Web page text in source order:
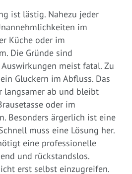
ist lästig. Nahezu jeder
im
Küche oder im
Die Gründe sind
meist fatal. Zu
Gluckern im Abfluss. Das
langsamer ab und bleibt
oder im
Besonders ärgerlich ist eine
muss eine Lösung her.
eine professionelle
und rückstandslos.
erst selbst einzugreifen.